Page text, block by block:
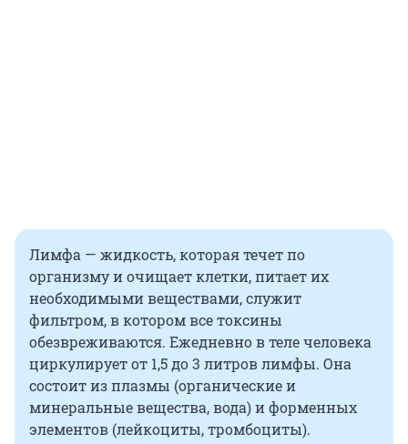
Лимфа — жидкость, которая течет по
организму и очищает клетки, питает их
необходимыми веществами, служит
фильтром, в котором все токсины
обезвреживаются. Ежедневно в теле человека
циркулирует от 1,5 до 3 литров лимфы. Она
состоит из плазмы (органические и
минеральные вещества, вода) и форменных
элементов (лейкоциты, тромбоциты).